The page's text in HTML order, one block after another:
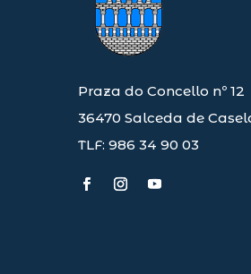
Praza do Concello nº 12
36470 Salceda de
TLF: 986 34 90 03